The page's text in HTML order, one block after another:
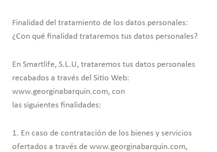
Finalidad del tratamiento de los datos personales:
¿Con qué finalidad trataremos tus datos personales?
En Smartlife, S.L.U, trataremos tus datos personales
recabados a través del Sitio Web:
www.georginabarquin.com, con
las siguientes finalidades:
1. En caso de contratación de los bienes y servicios
ofertados a través de www.georginabarquin.com,